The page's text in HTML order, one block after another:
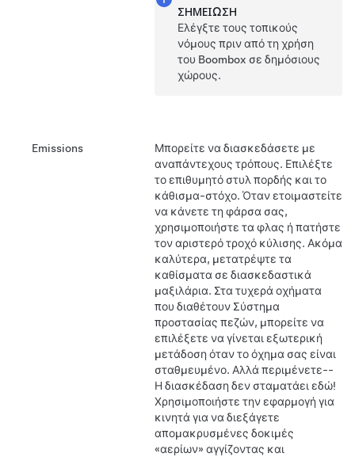
ΣΗΜΕΊΩΣΗ
Ελέγξτε τους τοπικούς
νόμους πριν από τη χρήση
του Boombox σε δημόσιους
χώρους.
Emissions
Μπορείτε να διασκεδάσετε με
αναπάντεχους τρόπους. Επιλέξτε
το επιθυμητό στυλ πορδής και το
κάθισμα-στόχο. Όταν ετοιμαστείτε
να κάνετε τη φάρσα σας,
χρησιμοποιήστε τα φλας ή πατήστε
τον αριστερό τροχό κύλισης. Ακόμα
καλύτερα, μετατρέψτε τα
καθίσματα σε διασκεδαστικά
μαξιλάρια. Στα τυχερά οχήματα
που διαθέτουν Σύστημα
προστασίας πεζών, μπορείτε να
επιλέξετε να γίνεται εξωτερική
μετάδοση όταν το όχημα σας είναι
σταθμευμένο. Αλλά περιμένετε--
Η διασκέδαση δεν σταματάει εδώ!
Χρησιμοποιήστε την εφαρμογή για
κινητά για να διεξάγετε
απομακρυσμένες δοκιμές
«αερίων» αγγίζοντας και